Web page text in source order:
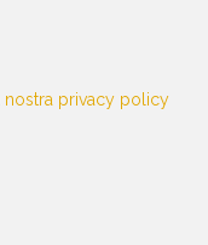
nostra privacy policy